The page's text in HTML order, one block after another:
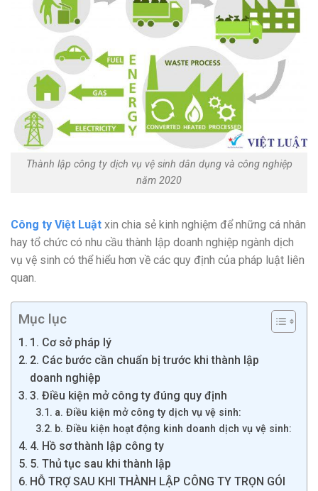
Thành lập công ty dịch vụ vệ sinh dân dụng và công nghiệp
năm 2020
Công ty Việt Luật xin chia sẻ kinh nghiệm để những cá nhân
hay tổ chức có nhu cầu thành lập doanh nghiệp ngành dịch
vụ vệ sinh có thể hiểu hơn về các quy định của pháp luật liên
quan.
Mục lục
1. Cơ sở pháp lý
2. Các bước cần chuẩn bị trước khi thành lập
doanh nghiệp
3. Điều kiện mở công ty đúng quy định
a. Điều kiện mở công ty dịch vụ vệ sinh:
b. Điều kiện hoạt động kinh doanh dịch vụ vệ sinh:
4. Hồ sơ thành lập công ty
5. Thủ tục sau khi thành lập
HỖ TRỢ SAU KHI THÀNH LẬP CÔNG TY TRỌN GÓI